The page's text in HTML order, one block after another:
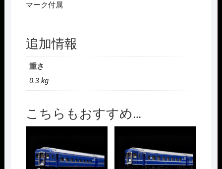
マーク付属
追加情報
重さ
0.3 kg
こちらもおすすめ…